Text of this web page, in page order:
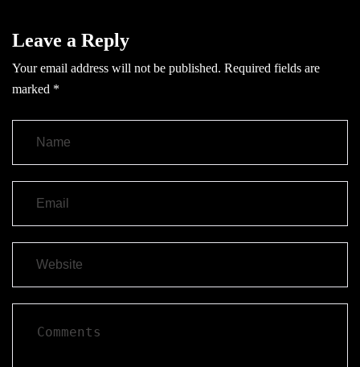
Leave a Reply
Your email address will not be published. Required fields are
marked *